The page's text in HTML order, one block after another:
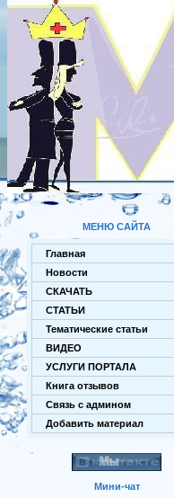
МЕНЮ САЙТА
Главная
Новости
СКАЧАТЬ
СТАТЬИ
Тематические статьи
ВИДЕО
УСЛУГИ ПОРТАЛА
Книга отзывов
Связь с админом
Добавить материал
Мини-чат